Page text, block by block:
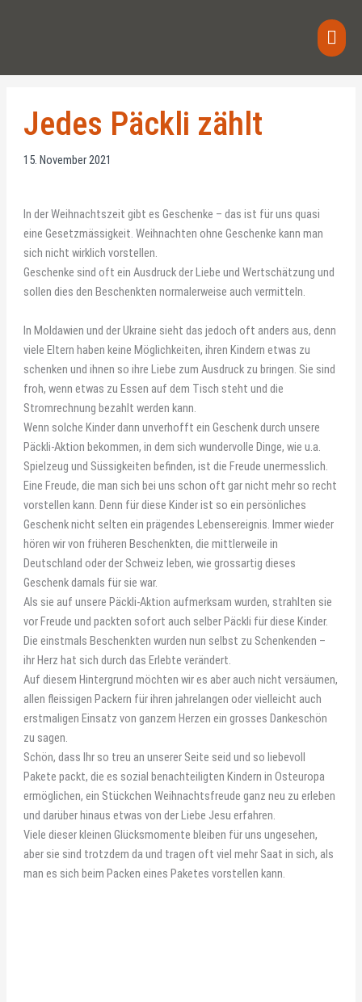
Main
Jedes Päckli zählt
15. November 2021
In der Weihnachtszeit gibt es Geschenke – das ist für uns quasi
eine Gesetzmässigkeit. Weihnachten ohne Geschenke kann man
sich nicht wirklich vorstellen.
Geschenke sind oft ein Ausdruck der Liebe und Wertschätzung und
sollen dies den Beschenkten normalerweise auch vermitteln.
In Moldawien und der Ukraine sieht das jedoch oft anders aus, denn
viele Eltern haben keine Möglichkeiten, ihren Kindern etwas zu
schenken und ihnen so ihre Liebe zum Ausdruck zu bringen. Sie sind
froh, wenn etwas zu Essen auf dem Tisch steht und die
Stromrechnung bezahlt werden kann.
Wenn solche Kinder dann unverhofft ein Geschenk durch unsere
Päckli-Aktion bekommen, in dem sich wundervolle Dinge, wie u.a.
Spielzeug und Süssigkeiten befinden, ist die Freude unermesslich.
Eine Freude, die man sich bei uns schon oft gar nicht mehr so recht
vorstellen kann. Denn für diese Kinder ist so ein persönliches
Geschenk nicht selten ein prägendes Lebensereignis. Immer wieder
hören wir von früheren Beschenkten, die mittlerweile in
Deutschland oder der Schweiz leben, wie grossartig dieses
Geschenk damals für sie war.
Als sie auf unsere Päckli-Aktion aufmerksam wurden, strahlten sie
vor Freude und packten sofort auch selber Päckli für diese Kinder.
Die einstmals Beschenkten wurden nun selbst zu Schenkenden –
ihr Herz hat sich durch das Erlebte verändert.
Auf diesem Hintergrund möchten wir es aber auch nicht versäumen,
allen fleissigen Packern für ihren jahrelangen oder vielleicht auch
erstmaligen Einsatz von ganzem Herzen ein grosses Dankeschön
zu sagen.
Schön, dass Ihr so treu an unserer Seite seid und so liebevoll
Pakete packt, die es sozial benachteiligten Kindern in Osteuropa
ermöglichen, ein Stückchen Weihnachtsfreude ganz neu zu erleben
und darüber hinaus etwas von der Liebe Jesu erfahren.
Viele dieser kleinen Glücksmomente bleiben für uns ungesehen,
aber sie sind trotzdem da und tragen oft viel mehr Saat in sich, als
man es sich beim Packen eines Paketes vorstellen kann.